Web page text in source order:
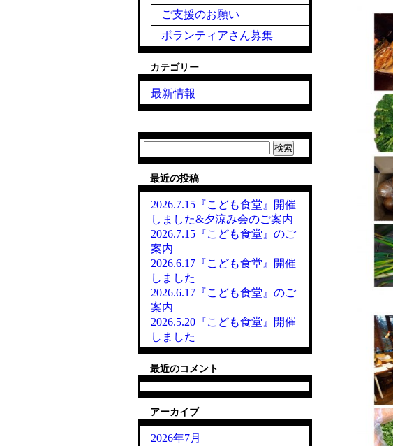
ご支援のお願い
ボランティアさん募集
カテゴリー
最新情報
索:
最近の投稿
2026.7.15『こども食堂』開催
しました&夕涼み会のご案内
2026.7.15『こども食堂』のご
案内
2026.6.17『こども食堂』開催
しました
2026.6.17『こども食堂』のご
案内
2026.5.20『こども食堂』開催
しました
最近のコメント
アーカイブ
2026年7月